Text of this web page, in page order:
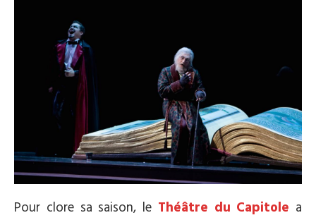
Pour clore sa saison, le Théâtre du Capitole a